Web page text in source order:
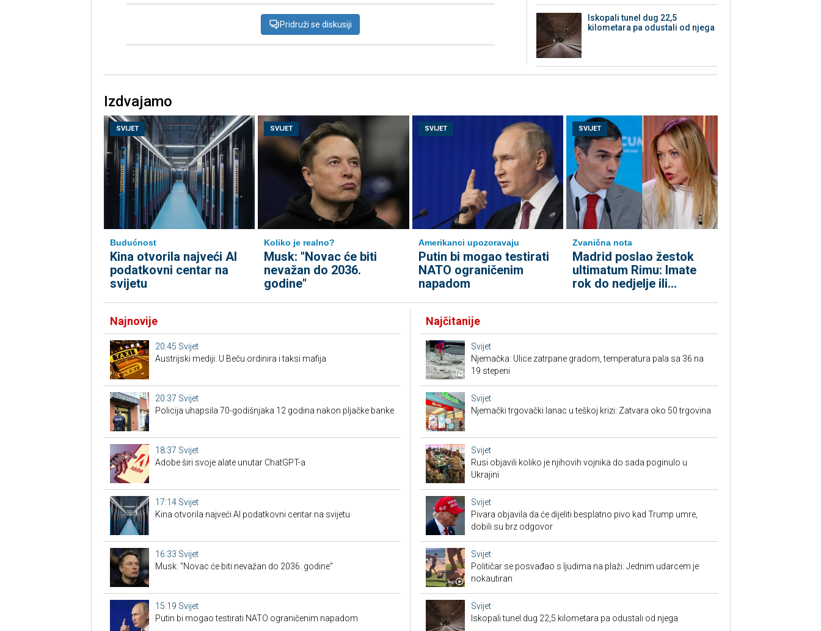
Pridruži se diskusiji
Iskopali tunel dug 22,5
kilometara pa odustali od njega
Izdvajamo
SVIJET
Budućnost
Kina otvorila najveći AI
podatkovni centar na
svijetu
SVIJET
Koliko je realno?
Musk: "Novac će biti
nevažan do 2036.
godine"
SVIJET
Amerikanci upozoravaju
Putin bi mogao testirati
NATO ograničenim
napadom
SVIJET
Zvanična nota
Madrid poslao žestok
ultimatum Rimu: Imate
rok do nedjelje ili…
Najnovije
20:45 Svijet
Austrijski mediji: U Beču ordinira i taksi mafija
20:37 Svijet
Policija uhapsila 70-godišnjaka 12 godina nakon pljačke banke
18:37 Svijet
Adobe širi svoje alate unutar ChatGPT-a
17:14 Svijet
Kina otvorila najveći AI podatkovni centar na svijetu
16:33 Svijet
Musk: "Novac će biti nevažan do 2036. godine"
15:19 Svijet
Putin bi mogao testirati NATO ograničenim napadom
Najčitanije
Svijet
Njemačka: Ulice zatrpane gradom, temperatura pala sa 36 na
19 stepeni
Svijet
Njemački trgovački lanac u teškoj krizi: Zatvara oko 50 trgovina
Svijet
Rusi objavili koliko je njihovih vojnika do sada poginulo u
Ukrajini
Svijet
Pivara objavila da će dijeliti besplatno pivo kad Trump umre,
dobili su brz odgovor
Svijet
Političar se posvađao s ljudima na plaži: Jednim udarcem je
nokautiran
Svijet
Iskopali tunel dug 22,5 kilometara pa odustali od njega